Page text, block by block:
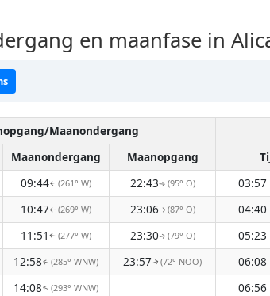
en maanfase in
Maanondergang
Maanondergang Maanopgang
09:44↑(261° W) 22:43↑ (95° O) 03:57
10:47↑(269° W) 23:06↑ (87° O) 04:40
11:51 ↑(277° W) 23:30↑(79° O) 05:23
12:58↑(285° WNW) 23:57↑(72° NOO) 06:08
14:08↑(293° WNW) 06:56